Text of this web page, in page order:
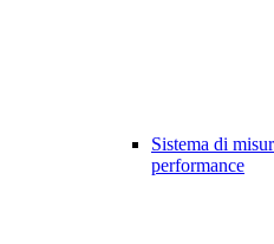
Sistema di
performance